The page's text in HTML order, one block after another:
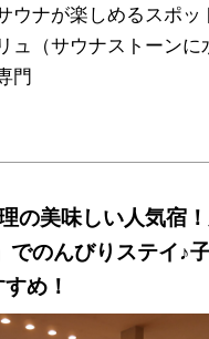
ウナが楽しめるスポッ
ュ（サウナストーンに
入浴法）を使ったサウ
めるのだそう。さらに
たり！瀬戸内の海の
「しお活HARBOR」
門
の美味しい人気宿
でのんびりステイ♪
め！